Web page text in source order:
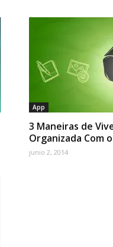
App
3 Maneiras de
Organizada Com
junio 2, 2014